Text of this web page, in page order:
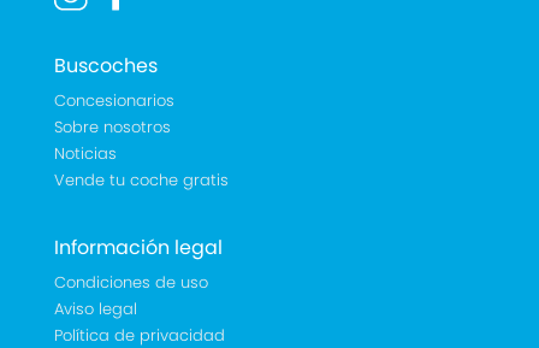
Buscoches
Concesionarios
Sobre nosotros
Noticias
Vende tu coche gratis
Información legal
Condiciones de uso
Aviso legal
Política de privacidad